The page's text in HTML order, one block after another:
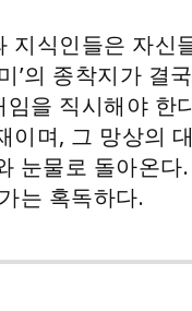
지식인들은 자신
’의 종착지가 결
임을 직시해야 한
이며, 그 망상의
눈물로 돌아온다
는 혹독하다.